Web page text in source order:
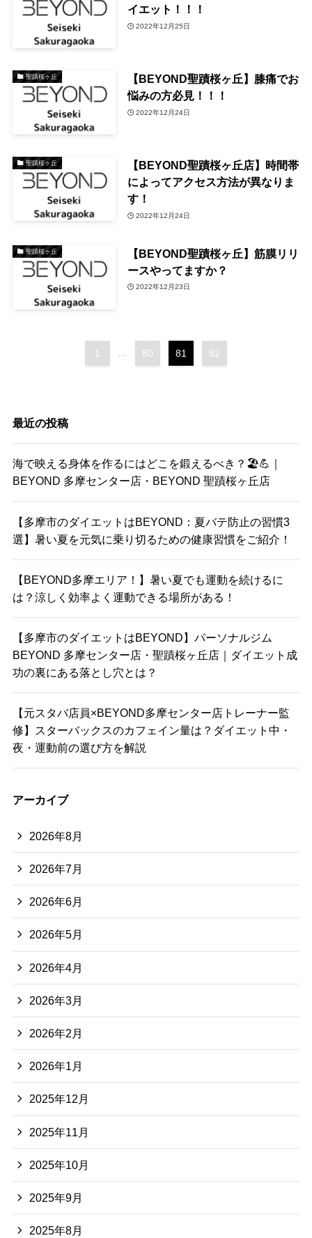
イエット！！！
2022年12月25日
聖蹟桜ヶ丘
【BEYOND聖蹟桜ヶ丘】膝痛でお
悩みの方必見！！！
2022年12月24日
聖蹟桜ヶ丘
【BEYOND聖蹟桜ヶ丘店】時間帯
によってアクセス方法が異なりま
す！
2022年12月24日
聖蹟桜ヶ丘
【BEYOND聖蹟桜ヶ丘】筋膜リリ
ースやってますか？
2022年12月23日
1 80 81 82
最近の投稿
海で映える身体を作るにはどこを鍛えるべき？🏖️💪｜
BEYOND 多摩センター店・BEYOND 聖蹟桜ヶ丘店
【多摩市のダイエットはBEYOND：夏バテ防止の習慣3
選】暑い夏を元気に乗り切るための健康習慣をご紹介！
【BEYOND多摩エリア！】暑い夏でも運動を続けるに
は？涼しく効率よく運動できる場所がある！
【多摩市のダイエットはBEYOND】パーソナルジム
BEYOND 多摩センター店・聖蹟桜ヶ丘店｜ダイエット成
功の裏にある落とし穴とは？
【元スタバ店員×BEYOND多摩センター店トレーナー監
修】スターバックスのカフェイン量は？ダイエット中・
夜・運動前の選び方を解説
アーカイブ
2026年8月
2026年7月
2026年6月
2026年5月
2026年4月
2026年3月
2026年2月
2026年1月
2025年12月
2025年11月
2025年10月
2025年9月
2025年8月